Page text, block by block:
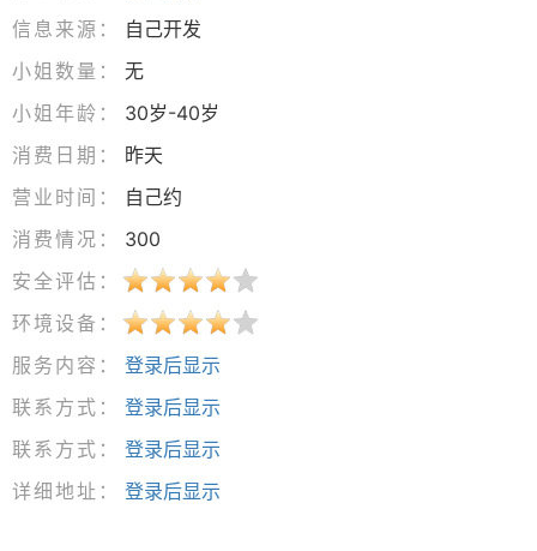
信息来源：
自己开发
小姐数量：
无
小姐年龄：
30岁-40岁
消费日期：
昨天
营业时间：
自己约
消费情况：
300
安全评估：
环境设备：
服务内容：
登录后显示
联系方式：
登录后显示
联系方式：
登录后显示
详细地址：
登录后显示